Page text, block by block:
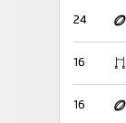
24
16
16